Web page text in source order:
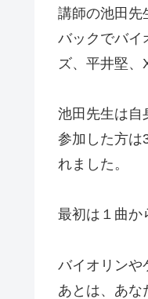
講師の池田先
バックでバイ
ズ、平井堅、
池田先生は自
参加した方は
れました。
最初は１曲か
バイオリンや
あとは、あな